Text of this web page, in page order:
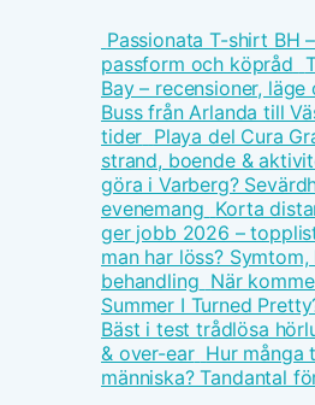
Passionata T-shirt BH
passform och köpråd
Bay – recensioner,
Buss från Arlanda till
tider Playa del Cura
strand, boende &
göra i Varberg?
evenemang Korta
ger jobb 2026 –
man har löss?
behandling När
Summer I Turned
Bäst i test trådlösa
& over-ear Hur många
människa? Tandantal